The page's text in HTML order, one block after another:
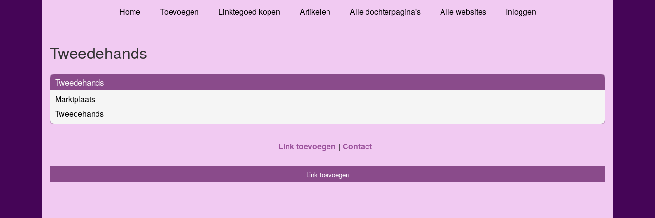
Home Toevoegen Linktegoed kopen Artikelen Alle dochterpagina's Alle websites Inloggen
Tweedehands
Tweedehands
Marktplaats
Tweedehands
Link toevoegen Contact
Link toevoegen